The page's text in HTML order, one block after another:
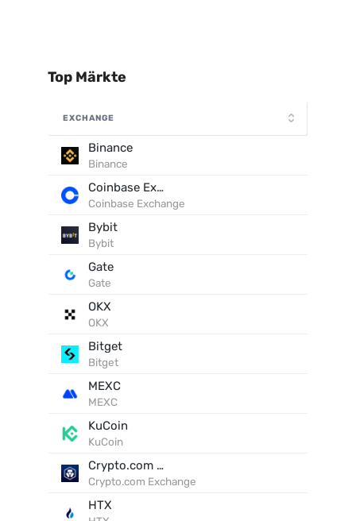
Top Märkte
EXCHANGE
Binance
Binance
Coinbase Exchange
Coinbase Exchange
Bybit
Bybit
Gate
Gate
OKX
OKX
Bitget
Bitget
MEXC
MEXC
KuCoin
KuCoin
Crypto.com Exchange
Crypto.com Exchange
HTX